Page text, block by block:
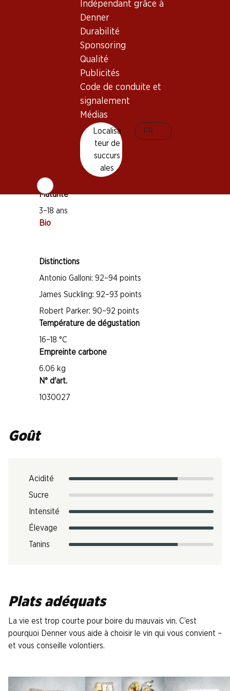
Indépendant grâce à
Denner
Durabilité
Sponsoring
Qualité
Publicités
Code de conduite et
signalement
Médias
Localisa
teur de
succurs
ales
FR
Bon à savoir
Cabernet Sauvignon
Petit Verdot
Vin rouge
Maturité
3–18 ans
Bio
Distinctions
Antonio Galloni: 92–94 points
James Suckling: 92–93 points
Robert Parker: 90–92 points
Température de dégustation
16–18 °C
Empreinte carbone
6.06 kg
N° d'art.
1030027
Goût
Acidité
Sucre
Intensité
Élevage
Tanins
Plats adéquats
La vie est trop courte pour boire du mauvais vin. C’est
pourquoi Denner vous aide à choisir le vin qui vous convient –
et vous conseille volontiers.